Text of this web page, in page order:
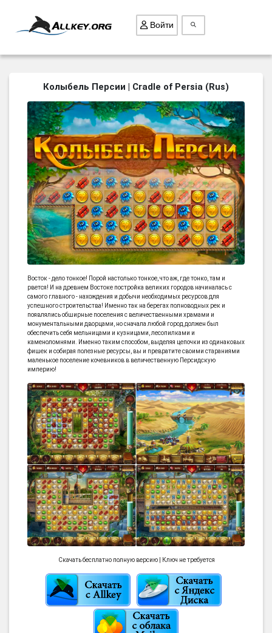
ВСЕ ИГРЫ
ПОИСК ПРЕДМЕТОВ
ГОЛОВОЛОМКИ
БИЗНЕС
ТРИ-В-РЯД
СТРАТЕГИИ
СТРЕЛЯЛКИ
КВЕСТ
КАК СКАЧАТЬ
НОВОСТИ
Войти
Колыбель Персии | Cradle of Persia (Rus)
Восток - дело тонкое! Порой настолько тонкое, что аж, где тонко, там и
рвется! И на древнем Востоке постройка великих городов начиналась с
самого главного - нахождения и добычи необходимых ресурсов для
успешного строительства! Именно так на берегах полноводных рек и
появлялись обширные поселения с величественными храмами и
монументальными дворцами, но сначала любой город должен был
обеспечить себя мельницами и кузницами, лесопилками и
каменоломнями. Именно таким способом, выделяя цепочки из одинаковых
фишек и собирая полезные ресурсы, вы и превратите своими стараниями
маленькое поселение кочевников в величественную Персидскую
империю!
Скачать бесплатно полную версию | Ключ не требуется